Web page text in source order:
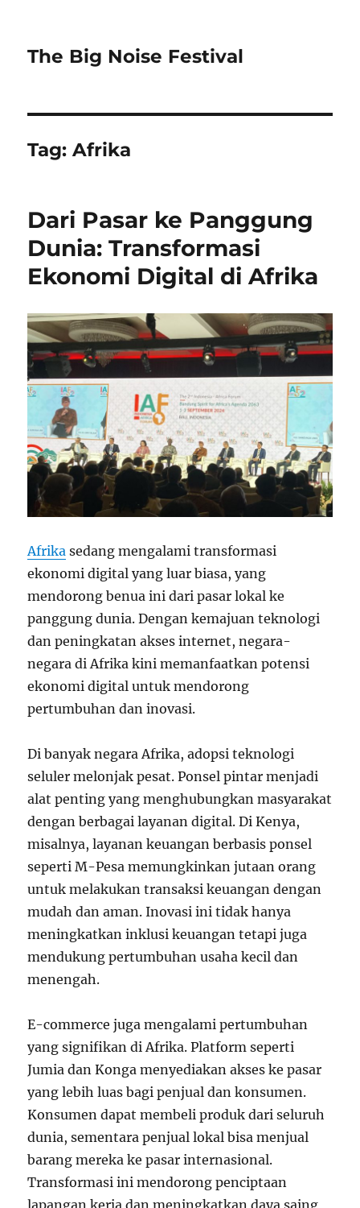
The Big Noise Festival
Tag:Afrika
Dari Pasar ke Panggung
Dunia: Transformasi
Ekonomi Digital di Afrika
Afrika sedang mengalami transformasi
ekonomi digital yang luar biasa, yang
mendorong benua ini dari pasar lokal ke
panggung dunia. Dengan kemajuan teknologi
dan peningkatan akses internet, negara-
negara di Afrika kini memanfaatkan potensi
ekonomi digital untuk mendorong
pertumbuhan dan inovasi.
Di banyak negara Afrika, adopsi teknologi
seluler melonjak pesat. Ponsel pintar menjadi
alat penting yang menghubungkan masyarakat
dengan berbagai layanan digital. Di Kenya,
misalnya, layanan keuangan berbasis ponsel
seperti M-Pesa memungkinkan jutaan orang
untuk melakukan transaksi keuangan dengan
mudah dan aman. Inovasi ini tidak hanya
meningkatkan inklusi keuangan tetapi juga
mendukung pertumbuhan usaha kecil dan
menengah.
E-commerce juga mengalami pertumbuhan
yang signifikan di Afrika. Platform seperti
Jumia dan Konga menyediakan akses ke pasar
yang lebih luas bagi penjual dan konsumen.
Konsumen dapat membeli produk dari seluruh
dunia, sementara penjual lokal bisa menjual
barang mereka ke pasar internasional.
Transformasi ini mendorong penciptaan
lapangan kerja dan meningkatkan daya saing